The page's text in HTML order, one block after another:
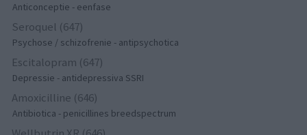
Anticonceptie - eenfase
Seroquel (647)
Psychose / schizofrenie - antipsychotica
Escitalopram (647)
Depressie - antidepressiva SSRI
Amoxicilline (646)
Antibiotica - penicillines breedspectrum